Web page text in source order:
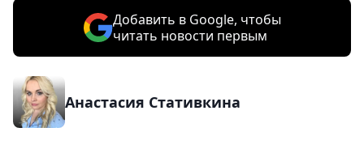
Добавить в Google, чтобы
читать новости первым
Анастасия Стативкина